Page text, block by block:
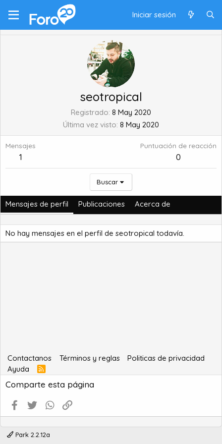
Iniciar sesión
seotropical
Registrado 8 May 2020
Última vez visto 8 May 2020
Mensajes
1
Puntuación de reacción
0
Buscar
Mensajes de perfil Publicaciones Acerca de
No hay mensajes en el perfil de seotropical todavía.
Contactanos Términos y reglas
Politicas de privacidad
Ayuda
R
S
S
Comparte esta página
Facebook
Twitter WhatsApp
Park 2.2.12a